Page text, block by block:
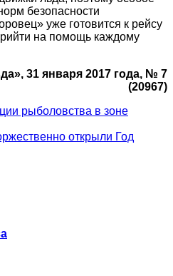
безопасности
уже готовится к рейсу
на помощь каждому
31 января 2017 года, № 7
(20967)
рыболовства в зоне
открыли Год